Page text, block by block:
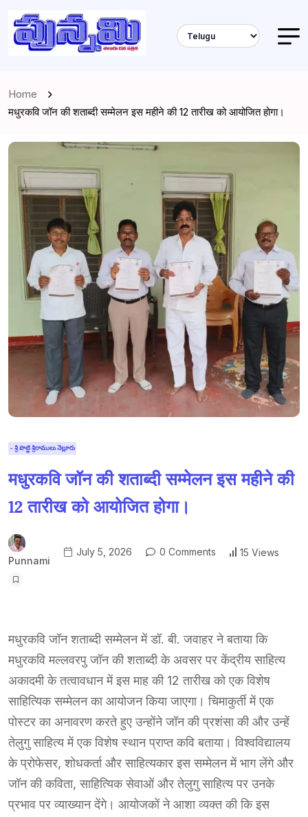
Home
मधुरकवि जॉन की शताब्दी सम्मेलन इस महीने की 12 तारीख को आयोजित होगा।
- శ్రీ పొట్టి శ్రీరాములు నెల్లూరు
मधुरकवि जॉन की शताब्दी सम्मेलन इस महीने की
12 तारीख को आयोजित होगा।
Punnami
July 5, 2026 0 Comments 15 Views
मधुरकवि जॉन शताब्दी सम्मेलन में डॉ. बी. जवाहर ने बताया कि
मधुरकवि मल्लवरपु जॉन की शताब्दी के अवसर पर केंद्रीय साहित्य
अकादमी के तत्वावधान में इस माह की 12 तारीख को एक विशेष
साहित्यिक सम्मेलन का आयोजन किया जाएगा। चिमाकुर्ती में एक
पोस्टर का अनावरण करते हुए उन्होंने जॉन की प्रशंसा की और उन्हें
तेलुगु साहित्य में एक विशेष स्थान प्राप्त कवि बताया। विश्वविद्यालय
के प्रोफेसर, शोधकर्ता और साहित्यकार इस सम्मेलन में भाग लेंगे और
जॉन की कविता, साहित्यिक सेवाओं और तेलुगु साहित्य पर उनके
प्रभाव पर व्याख्यान देंगे। आयोजकों ने आशा व्यक्त की कि इस